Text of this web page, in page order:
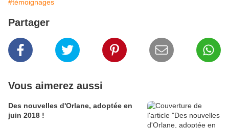
#témoignages
Partager
Vous aimerez aussi
Des nouvelles d'Orlane, adoptée en
juin 2018 !